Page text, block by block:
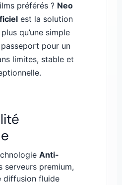
préférés ? Neo
est la solution
qu’une simple
passeport pour un
limites, stable et
Anti-
serveurs premium,
diffusion fluide